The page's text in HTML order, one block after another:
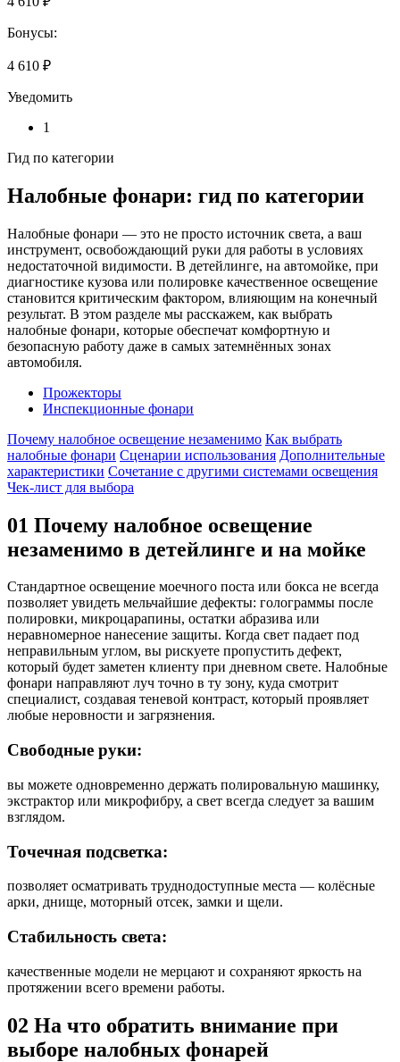
Бонусы:
4 610 ₽
Уведомить
1
Гид по категории
Налобные фонари: гид по категории
Налобные фонари — это не просто источник света, а ваш
инструмент, освобождающий руки для работы в условиях
недостаточной видимости. В детейлинге, на автомойке, при
диагностике кузова или полировке качественное освещение
становится критическим фактором, влияющим на конечный
результат. В этом разделе мы расскажем, как выбрать
налобные фонари, которые обеспечат комфортную и
безопасную работу даже в самых затемнённых зонах
автомобиля.
Прожекторы
Инспекционные фонари
Почему налобное освещение незаменимо Как выбрать
налобные фонари Сценарии использования Дополнительные
характеристики Сочетание с другими системами освещения
Чек-лист для выбора
01 Почему налобное освещение
незаменимо в детейлинге и на мойке
Стандартное освещение моечного поста или бокса не всегда
позволяет увидеть мельчайшие дефекты: голограммы после
полировки, микроцарапины, остатки абразива или
неравномерное нанесение защиты. Когда свет падает под
неправильным углом, вы рискуете пропустить дефект,
который будет заметен клиенту при дневном свете. Налобные
фонари направляют луч точно в ту зону, куда смотрит
специалист, создавая теневой контраст, который проявляет
любые неровности и загрязнения.
Свободные руки:
вы можете одновременно держать полировальную машинку,
экстрактор или микрофибру, а свет всегда следует за вашим
взглядом.
Точечная подсветка:
позволяет осматривать труднодоступные места — колёсные
арки, днище, моторный отсек, замки и щели.
Стабильность света:
качественные модели не мерцают и сохраняют яркость на
протяжении всего времени работы.
02 На что обратить внимание при
выборе налобных фонарей